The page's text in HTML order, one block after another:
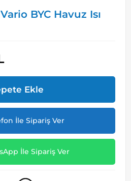
BYC Havuz Isı
Ekle
İle Sipariş Ver
İle Sipariş Ver